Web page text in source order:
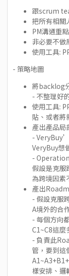
跟scrum
把所有相關
PM溝通重
非必要不
使用工具:
- 策略地圖
將backlog
- 不整理好
使用工具:
貼、或者
產出產品
-
VeryBuy想
-
假設是克服
為跨境因素
產出
- 假設克服
A境外的合
- 每個方向
C1~C8這麼
- 負責此
管，要到這
樣安排、邏